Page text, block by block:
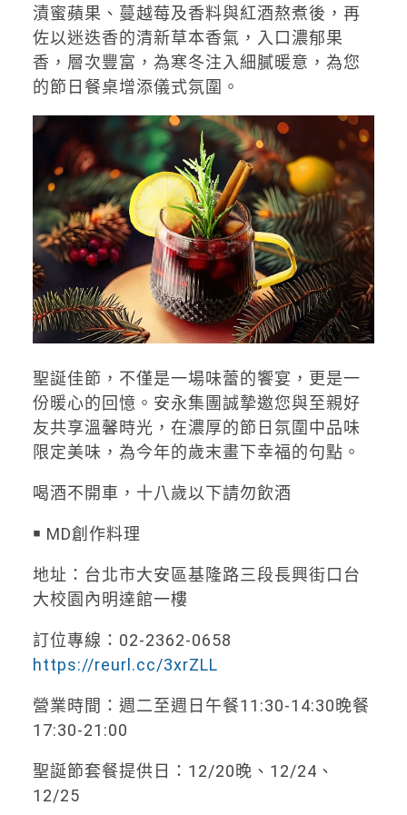
漬蜜蘋果、蔓越莓及香料與紅酒熬煮後，再
佐以迷迭香的清新草本香氣，入口濃郁果
香，層次豐富，為寒冬注入細膩暖意，為您
的節日餐桌增添儀式氛圍。
聖誕佳節，不僅是一場味蕾的饗宴，更是一
份暖心的回憶。安永集團誠摯邀您與至親好
友共享溫馨時光，在濃厚的節日氛圍中品味
限定美味，為今年的歲末畫下幸福的句點。
喝酒不開車，十八歲以下請勿飲酒
￭ MD創作料理
地址：台北市大安區基隆路三段長興街口台
大校園內明達館一樓
訂位專線：02-2362-0658
https://reurl.cc/3xrZLL
營業時間：週二至週日午餐11:30-14:30晚餐
17:30-21:00
聖誕節套餐提供日：12/20晚、12/24、
12/25